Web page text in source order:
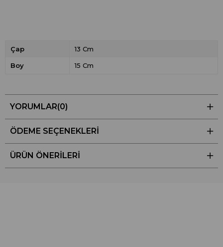
Çap 13 Cm
Boy 15 Cm
YORUMLAR(0)
ÖDEME SEÇENEKLERI
ÜRÜN ÖNERILERI